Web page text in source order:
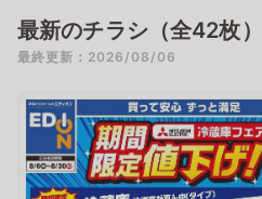
最新のチラシ（全42枚）
最終更新：2026/08/06